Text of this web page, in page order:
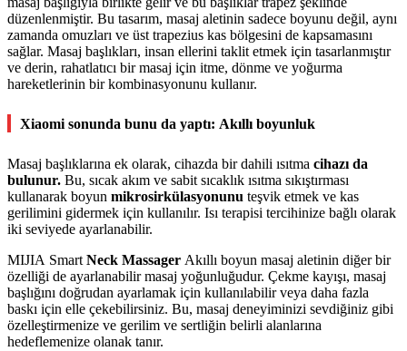
düzenlenmiştir. Bu tasarım, masaj aletinin sadece boyunu değil, aynı
zamanda omuzları ve üst trapezius kas bölgesini de kapsamasını
sağlar. Masaj başlıkları, insan ellerini taklit etmek için tasarlanmıştır
ve derin, rahatlatıcı bir masaj için itme, dönme ve yoğurma
hareketlerinin bir kombinasyonunu kullanır.
Xiaomi sonunda bunu da yaptı: Akıllı boyunluk
Masaj başlıklarına ek olarak, cihazda bir dahili ısıtma cihazı da
bulunur. Bu, sıcak akım ve sabit sıcaklık ısıtma sıkıştırması
kullanarak boyun mikrosirkülasyonunu teşvik etmek ve kas
gerilimini gidermek için kullanılır. Isı terapisi tercihinize bağlı olarak
iki seviyede ayarlanabilir.
MIJIA Smart Neck Massager Akıllı boyun masaj aletinin diğer bir
özelliği de ayarlanabilir masaj yoğunluğudur. Çekme kayışı, masaj
başlığını doğrudan ayarlamak için kullanılabilir veya daha fazla
baskı için elle çekebilirsiniz. Bu, masaj deneyiminizi sevdiğiniz gibi
özelleştirmenize ve gerilim ve sertliğin belirli alanlarına
hedeflemenize olanak tanır.